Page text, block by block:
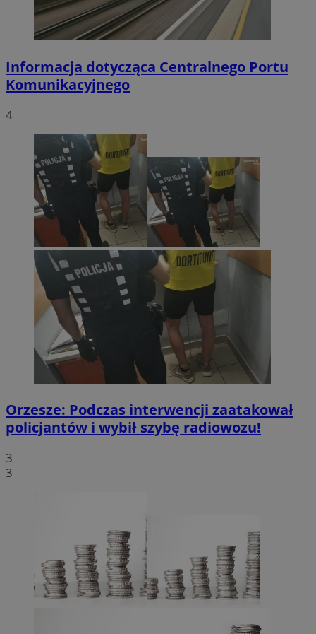
Informacja dotycząca Centralnego Portu
Komunikacyjnego
4
Orzesze: Podczas interwencji zaatakował
policjantów i wybił szybę radiowozu!
3
3